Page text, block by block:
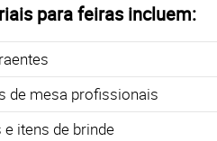
para feiras incluem:
de mesa profissionais
itens de brinde